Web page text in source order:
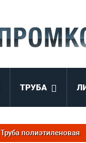
ТРУБА
Труба полиэтиленовая